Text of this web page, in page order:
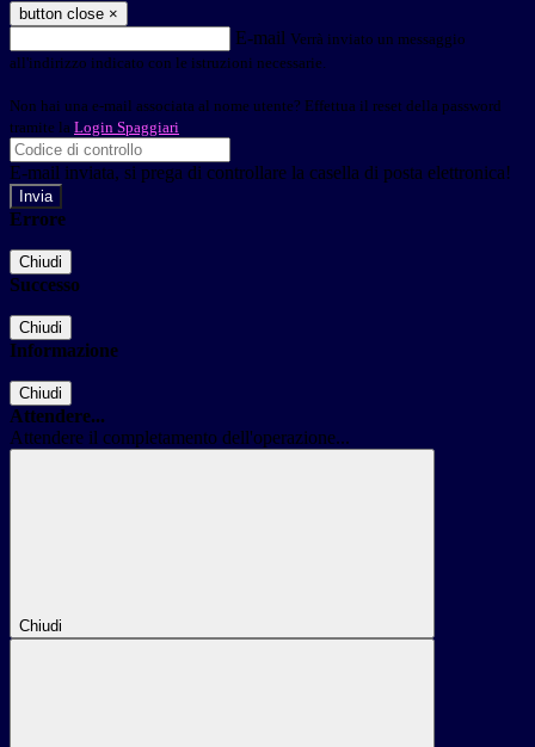
button close ×
E-mail Verrà inviato un messaggio
all'indirizzo indicato con le istruzioni necessarie.
Non hai una e-mail associata al nome utente? Effettua il reset della password
tramite la Login Spaggiari
E-mail inviata, si prega di controllare la casella di posta elettronica!
Errore
Chiudi
Successo
Chiudi
Informazione
Chiudi
Attendere...
Attendere il completamento dell'operazione...
Chiudi